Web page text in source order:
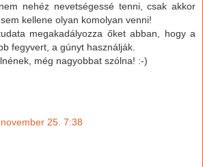
nehéz nevetségessé tenni, csak akkor
kellene olyan komolyan venni!
megakadályozza őket abban, hogy a
fegyvert, a gúnyt használják.
még nagyobbat szólna! :-)
25. 7:38